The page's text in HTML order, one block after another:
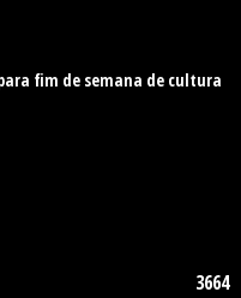
fim de semana de cultura
3664